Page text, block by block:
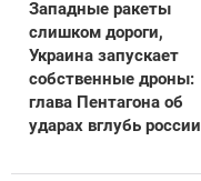
Западные ракеты
слишком дороги,
Украина запускает
собственные дроны:
глава Пентагона об
ударах вглубь россии